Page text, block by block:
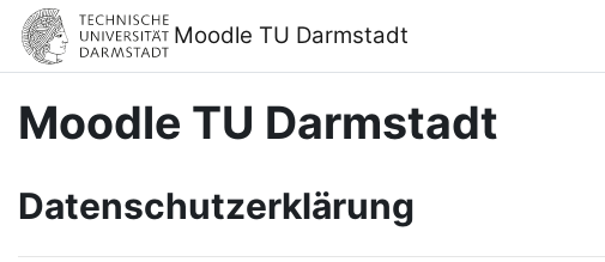
Zum Hauptinhalt
Moodle TU Darmstadt
Moodle TU Darmstadt
Datenschutzerklärung